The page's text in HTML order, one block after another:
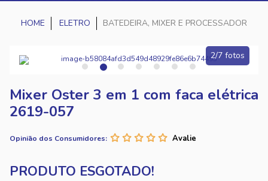
ELETRO BATEDEIRA, MIXER E PROCESSADOR
2/7 fotos
Mixer Oster 3 em 1 com faca elétrica
2619-057
Opinião dos Consumidores: